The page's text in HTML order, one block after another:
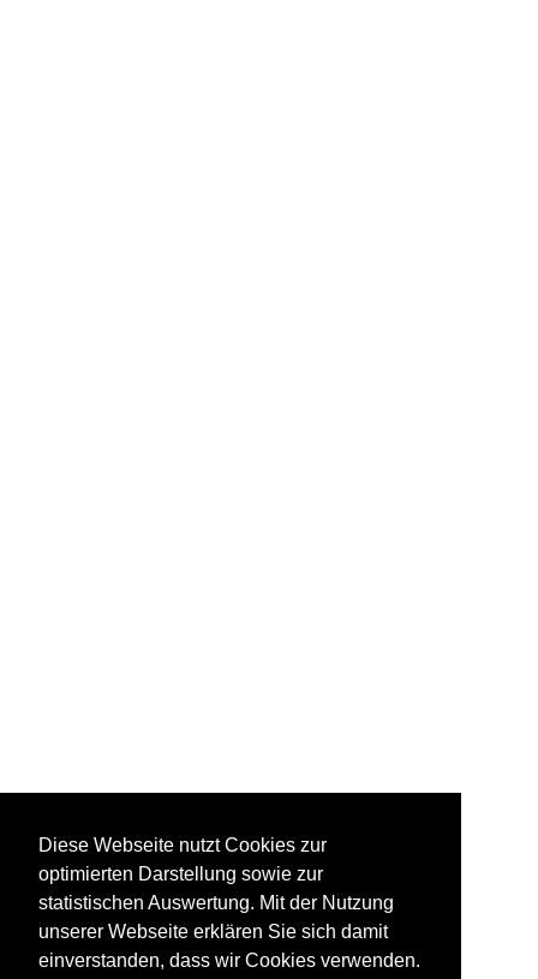
Diese Webseite nutzt Cookies zur
optimierten Darstellung sowie zur
statistischen Auswertung. Mit der Nutzung
unserer Webseite erklären Sie sich damit
einverstanden, dass wir Cookies verwenden.